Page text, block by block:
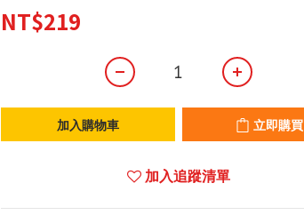
NT$219
加入購物車 立即購買
加入追蹤清單